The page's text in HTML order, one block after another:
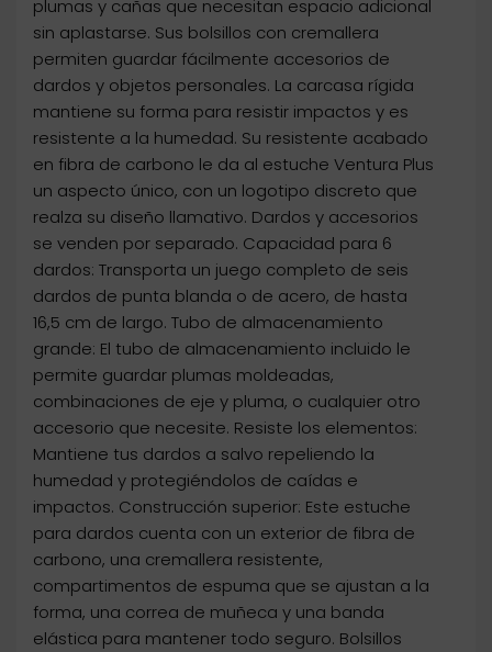
plumas y cañas que necesitan espacio adicional
sin aplastarse. Sus bolsillos con cremallera
permiten guardar fácilmente accesorios de
dardos y objetos personales. La carcasa rígida
mantiene su forma para resistir impactos y es
resistente a la humedad. Su resistente acabado
en fibra de carbono le da al estuche Ventura Plus
un aspecto único, con un logotipo discreto que
realza su diseño llamativo. Dardos y accesorios
se venden por separado. Capacidad para 6
dardos: Transporta un juego completo de seis
dardos de punta blanda o de acero, de hasta
16,5 cm de largo. Tubo de almacenamiento
grande: El tubo de almacenamiento incluido le
permite guardar plumas moldeadas,
combinaciones de eje y pluma, o cualquier otro
accesorio que necesite. Resiste los elementos:
Mantiene tus dardos a salvo repeliendo la
humedad y protegiéndolos de caídas e
impactos. Construcción superior: Este estuche
para dardos cuenta con un exterior de fibra de
carbono, una cremallera resistente,
compartimentos de espuma que se ajustan a la
forma, una correa de muñeca y una banda
elástica para mantener todo seguro. Bolsillos